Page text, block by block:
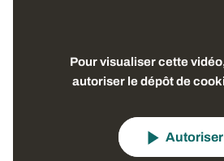
Pour visualiser cette
autoriser le dépôt de
Autoriser